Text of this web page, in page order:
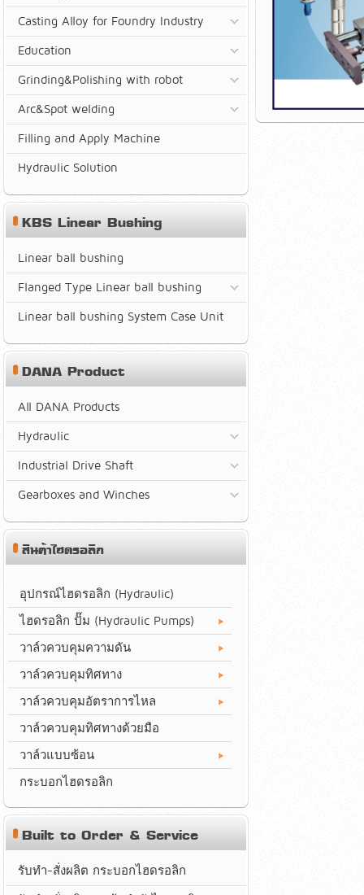
Casting Alloy for Foundry Industry
Education
Grinding&Polishing with robot
Arc&Spot welding
Filling and Apply Machine
Hydraulic Solution
KBS Linear Bushing
Linear ball bushing
Flanged Type Linear ball bushing
Linear ball bushing System Case Unit
DANA Product
All DANA Products
Hydraulic
Industrial Drive Shaft
Gearboxes and Winches
สินค้าไฮดรอลิก
อุปกรณ์ไฮดรอลิก (Hydraulic)
ไฮดรอลิก ปั๊ม (Hydraulic Pumps)
วาล์วควบคุมความดัน
วาล์วควบคุมทิศทาง
วาล์วควบคุมอัตราการไหล
วาล์วควบคุมทิศทางด้วยมือ
วาล์วแบบซ้อน
กระบอกไฮดรอลิก
Built to Order & Service
รับทำ-สั่งผลิต กระบอกไฮดรอลิก